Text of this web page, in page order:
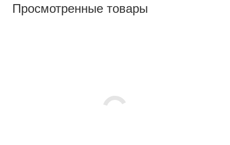
Просмотренные товары